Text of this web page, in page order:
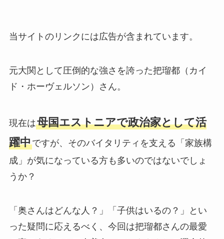
当サイトのリンクには広告が含まれています。
元大関として圧倒的な強さを誇った把瑠都（カイ
ド・ホーヴェルソン）さん。
現在は母国エストニアで政治家として活
躍中ですが、そのバイタリティを支える「家族構
成」が気になっている方も多いのではないでしょ
うか？
「奥さんはどんな人？」「子供はいるの？」とい
った疑問に応えるべく、今回は把瑠都さんの最愛